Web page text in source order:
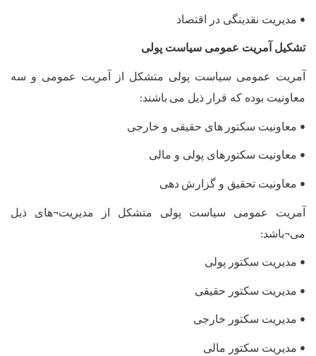
• مدیریت نقدینگی در اقتصاد
تشکیل آمریت عمومی سیاست پولی
آمریت عمومی سیاست پولی متشکل از آمریت عمومی و سه
معاونیت بوده که قرار ذیل می باشند:
• معاونیت سکتور های حقیقی و خارجی
• معاونیت سکتورهای پولی و مالی
• معاونیت تحقیق و گزارش دهی
آمریت عمومی سیاست پولی متشکل از مدیریت¬های ذیل
می¬باشد:
• مدیریت سکتور پولی
• مدیریت سکتور حقیقی
• مدیریت سکتور خارجی
• مدیریت سکتور مالی